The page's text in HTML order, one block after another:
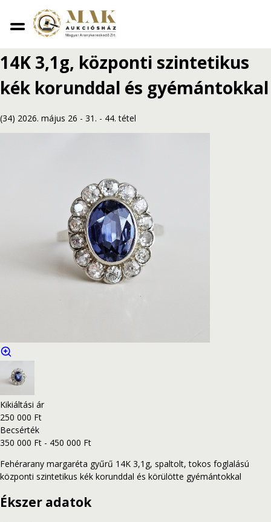
Fehérarany margaréta gyűrű
14K 3,1g, központi szintetikus
kék korunddal és gyémántokkal
(34) 2026. május 26 - 31. - 44. tétel
Kikiáltási ár
250 000 Ft
Becsérték
350 000 Ft - 450 000 Ft
Fehérarany margaréta gyűrű 14K 3,1g, spaltolt, tokos foglalású
központi szintetikus kék korunddal és körülötte gyémántokkal
Ékszer adatok